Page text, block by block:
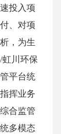
投入项
、对项
，为生
川环保
平台统
挥业务
合监管
多模态